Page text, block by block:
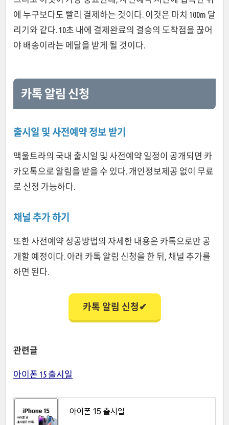
에 누구보다도 빨리 결제하는 것이다. 이것은 마치 100m 달
리기와 같다. 10초 내에 결제완료의 결승의 도착점을 끊어
야 배송이라는 메달을 받게 될 것이다.
카톡 알림 신청
출시일 및 사전예약 정보 받기
맥울트라의 국내 출시일 및 사전예약 일정이 공개되면 카
카오톡으로 알림을 받을 수 있다. 개인정보제공 없이 무료
로 신청 가능하다.
채널 추가 하기
또한 사전예약 성공방법의 자세한 내용은 카톡으로만 공
개할 예정이다. 아래 카톡 알림 신청을 한 뒤, 채널 추가를
하면 된다.
카톡 알림 신청✔
관련글
아이폰 15 출시일
아이폰 15 출시일